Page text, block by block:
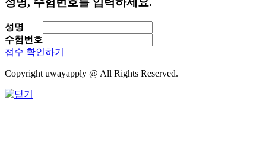
성명
수험번호
접수 확인하기
Copyright uwayapply @ All Rights Reserved.